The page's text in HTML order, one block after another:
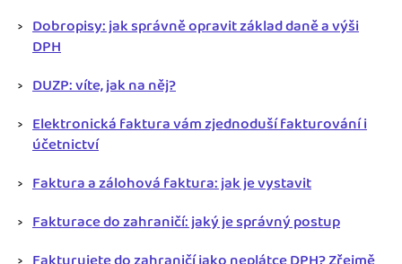
Dobropisy: jak správně opravit základ daně a výši
DPH
DUZP: víte, jak na něj?
Elektronická faktura vám zjednoduší fakturování i
účetnictví
Faktura a zálohová faktura: jak je vystavit
Fakturace do zahraničí: jaký je správný postup